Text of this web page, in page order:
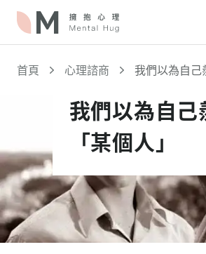
首頁 心理諮商
我們以為自己
我們以為自己
「某個人」